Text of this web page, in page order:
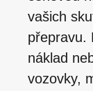
vašich
přepravu.
náklad
vozovky,